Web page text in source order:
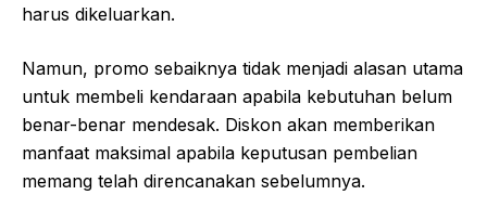
harus dikeluarkan.
Namun, promo sebaiknya tidak menjadi alasan utama
untuk membeli kendaraan apabila kebutuhan belum
benar-benar mendesak. Diskon akan memberikan
manfaat maksimal apabila keputusan pembelian
memang telah direncanakan sebelumnya.